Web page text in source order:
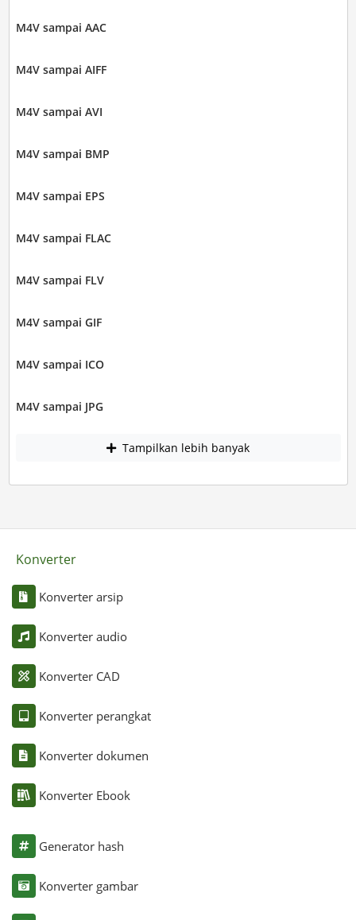
M4V sampai AAC
M4V sampai AIFF
M4V sampai AVI
M4V sampai BMP
M4V sampai EPS
M4V sampai FLAC
M4V sampai FLV
M4V sampai GIF
M4V sampai ICO
M4V sampai JPG
Tampilkan lebih banyak
Konverter
Konverter arsip
Konverter audio
Konverter CAD
Konverter perangkat
Konverter dokumen
Konverter Ebook
Generator hash
Konverter gambar